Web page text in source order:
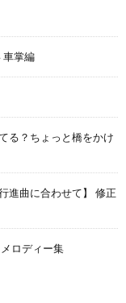
車掌編
る？ちょっと橋をかけ
進曲に合わせて】 修正
ロディー集